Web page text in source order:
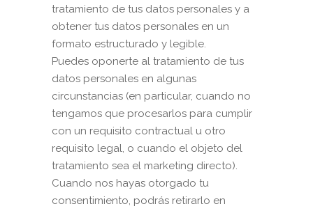
tratamiento de tus datos personales y a
obtener tus datos personales en un
formato estructurado y legible.
Puedes oponerte al tratamiento de tus
datos personales en algunas
circunstancias (en particular, cuando no
tengamos que procesarlos para cumplir
con un requisito contractual u otro
requisito legal, o cuando el objeto del
tratamiento sea el marketing directo).
Cuando nos hayas otorgado tu
consentimiento, podrás retirarlo en